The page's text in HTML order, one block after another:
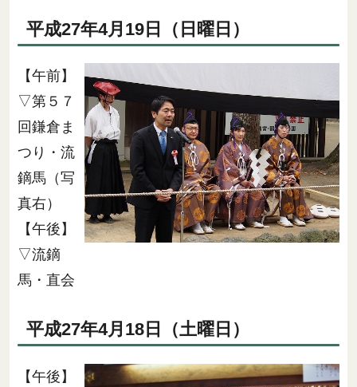
平成27年4月19日（日曜日）
【午前】
▽第５７
回鎌倉ま
つり・流
鏑馬（写
真右）
【午後】
▽流鏑
馬・直会
平成27年4月18日（土曜日）
【午後】